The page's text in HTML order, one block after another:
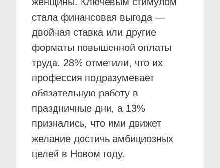
стала финансовая выгода —
двойная ставка или другие
форматы повышенной оплаты
труда. 28% отметили, что их
профессия подразумевает
обязательную работу в
праздничные дни, а 13%
признались, что ими движет
желание достичь амбициозных
целей в Новом году.